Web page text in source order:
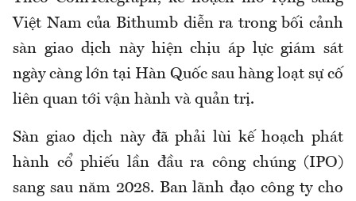
Việt Nam của Bithumb diễn ra trong bối cảnh
sàn giao dịch này hiện chịu áp lực giám sát
ngày càng lớn tại Hàn Quốc sau hàng loạt sự cố
liên quan tới vận hành và quản trị.
Sàn giao dịch này đã phải lùi kế hoạch phát
hành cổ phiếu lần đầu ra công chúng (IPO)
sang sau năm 2028. Ban lãnh đạo công ty cho